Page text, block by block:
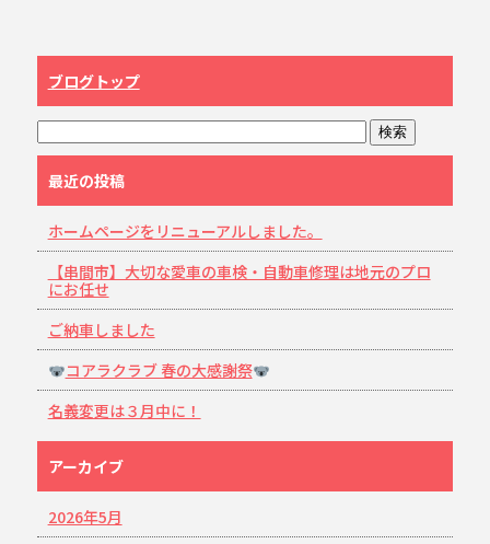
ブログトップ
最近の投稿
ホームページをリニューアルしました。
【串間市】大切な愛車の車検・自動車修理は地元のプロ
にお任せ
ご納車しました
コアラクラブ 春の大感謝祭
名義変更は３月中に！
アーカイブ
2026年5月